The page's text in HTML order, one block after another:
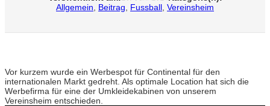
Allgemein
Beitrag Fussball Vereinsheim
Vor kurzem wurde ein Werbespot für Continental für den
internationalen Markt gedreht. Als optimale Location hat sich die
Werbefirma für eine der Umkleidekabinen von unserem
Vereinsheim entschieden.